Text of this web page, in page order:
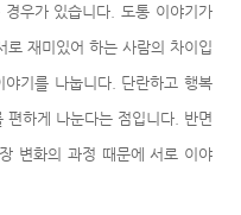
우가 있습니다. 도통 이야기가
재미있어 하는 사람의 차이입
기를 나눕니다. 단란하고 행복
하게 나눈다는 점입니다. 반면
변화의 과정 때문에 서로 이야